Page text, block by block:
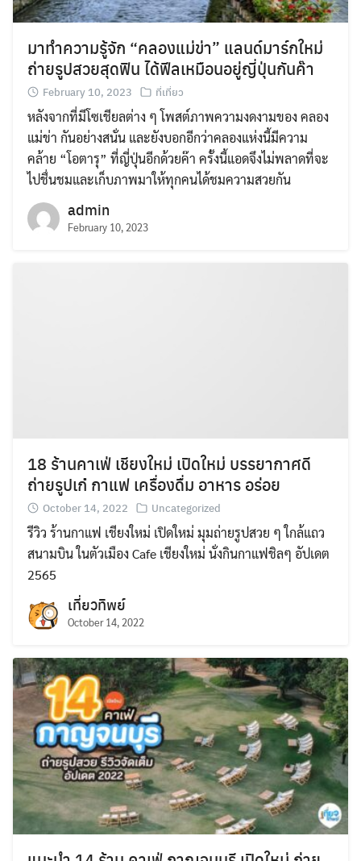
มาทำความรู้จัก “คลองแม่ข่า” แลนด์มาร์กใหม่
ถ่ายรูปสวยสุดฟิน ได้ฟีลเหมือนอยู่ญี่ปุ่นกันค๊า
February 10, 2023 ที่เที่ยว
หลังจากที่มีโซเชียลต่าง ๆ โพสต์ภาพความงดงามของ คลอง
แม่ข่า กันอย่างสนั่น และยังบอกอีกว่าคลองแห่งนี้มีความ
คล้าย “โอตารุ” ที่ญี่ปุ่นอีกด้วยค๊า ครั้งนี้แอดจึงไม่พลาดที่จะ
ไปชื่นชมและเก็บภาพมาให้ทุกคนได้ชมความสวยกัน
admin
February 10, 2023
18 ร้านคาเฟ่ เชียงใหม่ เปิดใหม่ บรรยากาศดี
ถ่ายรูปเก๋ กาแฟ เครื่องดื่ม อาหาร อร่อย
October 14, 2022 Uncategorized
รีวิว ร้านกาแฟ เชียงใหม่ เปิดใหม่ มุมถ่ายรูปสวย ๆ ใกล้แถว
สนามบิน ในตัวเมือง Cafe เชียงใหม่ นั่งกินกาแฟชิลๆ อัปเดต
2565
เที่ยวทิพย์
October 14, 2022